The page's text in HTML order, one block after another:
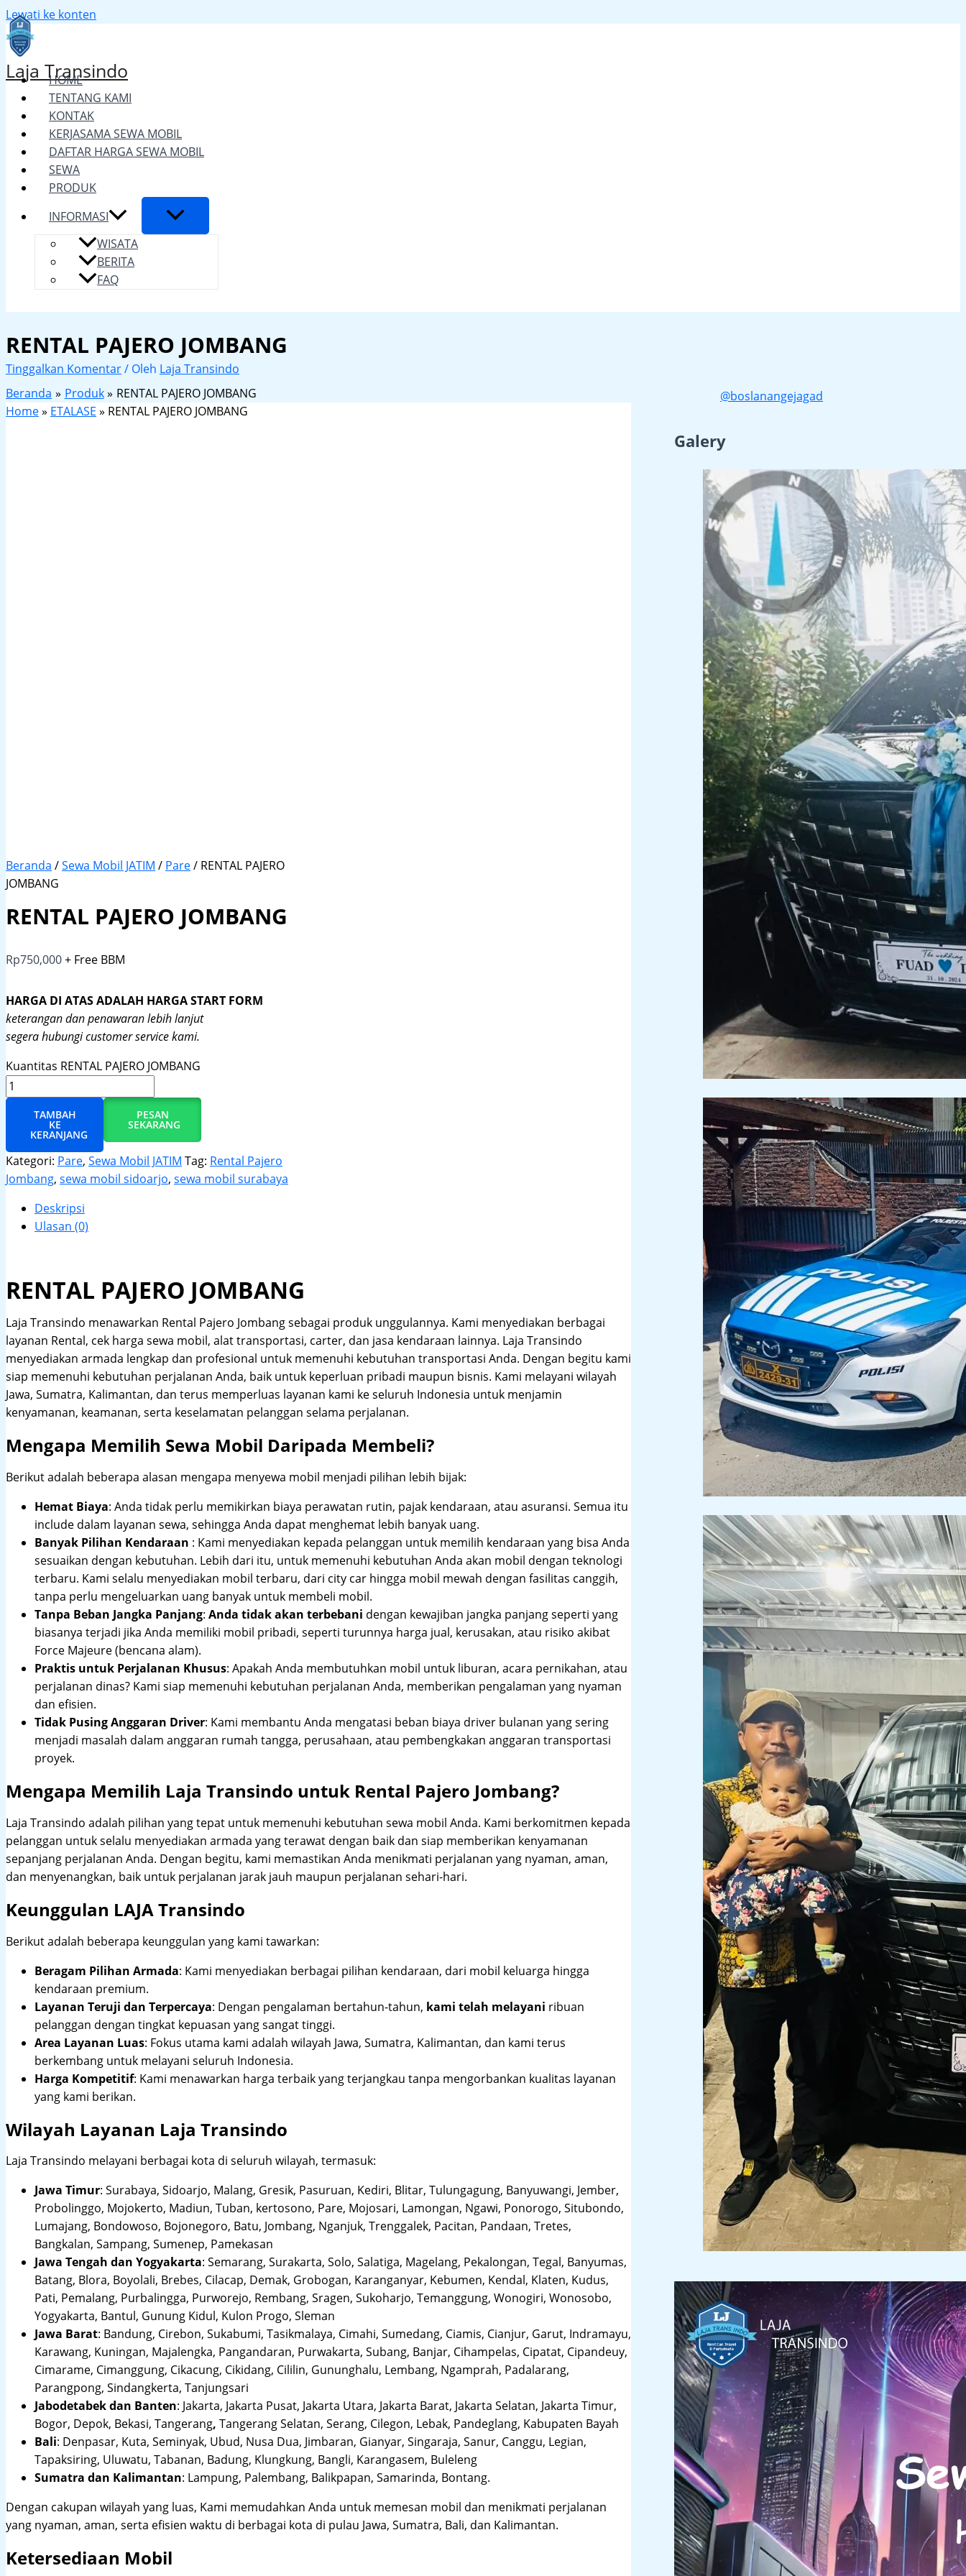
Lewati ke konten
Laja Transindo
HOME
TENTANG KAMI
KONTAK
KERJASAMA SEWA MOBIL
DAFTAR HARGA SEWA MOBIL
SEWA
PRODUK
INFORMASI
WISATA
BERITA
FAQ
RENTAL PAJERO JOMBANG
Tinggalkan Komentar/ Oleh Laja Transindo
Beranda
Produk
RENTAL PAJERO JOMBANG
Home» ETALASE » RENTAL PAJERO JOMBANG
Beranda /Sewa Mobil JATIM / Pare/ RENTAL PAJERO
JOMBANG
RENTAL PAJERO JOMBANG
Rp750,000+ Free BBM
HARGA DI ATAS ADALAH HARGA START FORM
keterangan dan penawaran lebih lanjut
segera hubungi customer service kami.
Kuantitas RENTAL PAJERO JOMBANG
TAMBAH
KE
KERANJANG
PESAN
SEKARANG
Kategori: Pare, Sewa Mobil JATIM Tag: Rental Pajero
Jombang, sewa mobil sidoarjo, sewa mobil surabaya
Deskripsi
Ulasan (0)
RENTAL PAJERO JOMBANG
Laja Transindo menawarkan Rental Pajero Jombang sebagai produk unggulannya. Kami menyediakan berbagai
layanan Rental, cek harga sewa mobil, alat transportasi, carter, dan jasa kendaraan lainnya. Laja Transindo
menyediakan armada lengkap dan profesional untuk memenuhi kebutuhan transportasi Anda. Dengan begitu kami
siap memenuhi kebutuhan perjalanan Anda, baik untuk keperluan pribadi maupun bisnis. Kami melayani wilayah
Jawa, Sumatra, Kalimantan, dan terus memperluas layanan kami ke seluruh Indonesia untuk menjamin
kenyamanan, keamanan, serta keselamatan pelanggan selama perjalanan.
Mengapa Memilih Sewa Mobil Daripada Membeli?
Berikut adalah beberapa alasan mengapa menyewa mobil menjadi pilihan lebih bijak:
Hemat Biaya: Anda tidak perlu memikirkan biaya perawatan rutin, pajak kendaraan, atau asuransi. Semua itu
include dalam layanan sewa, sehingga Anda dapat menghemat lebih banyak uang.
Banyak Pilihan Kendaraan : Kami menyediakan kepada pelanggan untuk memilih kendaraan yang bisa Anda
sesuaikan dengan kebutuhan. Lebih dari itu, untuk memenuhi kebutuhan Anda akan mobil dengan teknologi
terbaru. Kami selalu menyediakan mobil terbaru, dari city car hingga mobil mewah dengan fasilitas canggih,
tanpa perlu mengeluarkan uang banyak untuk membeli mobil.
Tanpa Beban Jangka Panjang: Anda tidak akan terbebani dengan kewajiban jangka panjang seperti yang
biasanya terjadi jika Anda memiliki mobil pribadi, seperti turunnya harga jual, kerusakan, atau risiko akibat
Force Majeure (bencana alam).
Praktis untuk Perjalanan Khusus: Apakah Anda membutuhkan mobil untuk liburan, acara pernikahan, atau
perjalanan dinas? Kami siap memenuhi kebutuhan perjalanan Anda, memberikan pengalaman yang nyaman
dan efisien.
Tidak Pusing Anggaran Driver: Kami membantu Anda mengatasi beban biaya driver bulanan yang sering
menjadi masalah dalam anggaran rumah tangga, perusahaan, atau pembengkakan anggaran transportasi
proyek.
Mengapa Memilih Laja Transindo untuk Rental Pajero Jombang?
Laja Transindo adalah pilihan yang tepat untuk memenuhi kebutuhan sewa mobil Anda. Kami berkomitmen kepada
pelanggan untuk selalu menyediakan armada yang terawat dengan baik dan siap memberikan kenyamanan
sepanjang perjalanan Anda. Dengan begitu, kami memastikan Anda menikmati perjalanan yang nyaman, aman,
dan menyenangkan, baik untuk perjalanan jarak jauh maupun perjalanan sehari-hari.
Keunggulan LAJA Transindo
Berikut adalah beberapa keunggulan yang kami tawarkan:
Beragam Pilihan Armada: Kami menyediakan berbagai pilihan kendaraan, dari mobil keluarga hingga
kendaraan premium.
Layanan Teruji dan Terpercaya: Dengan pengalaman bertahun-tahun, kami telah melayani ribuan
pelanggan dengan tingkat kepuasan yang sangat tinggi.
Area Layanan Luas: Fokus utama kami adalah wilayah Jawa, Sumatra, Kalimantan, dan kami terus
berkembang untuk melayani seluruh Indonesia.
Harga Kompetitif: Kami menawarkan harga terbaik yang terjangkau tanpa mengorbankan kualitas layanan
yang kami berikan.
Wilayah Layanan Laja Transindo
Laja Transindo melayani berbagai kota di seluruh wilayah, termasuk:
Jawa Timur: Surabaya, Sidoarjo, Malang, Gresik, Pasuruan, Kediri, Blitar, Tulungagung, Banyuwangi, Jember,
Probolinggo, Mojokerto, Madiun, Tuban, kertosono, Pare, Mojosari, Lamongan, Ngawi, Ponorogo, Situbondo,
Lumajang, Bondowoso, Bojonegoro, Batu, Jombang, Nganjuk, Trenggalek, Pacitan, Pandaan, Tretes,
Bangkalan, Sampang, Sumenep, Pamekasan
Jawa Tengah dan Yogyakarta: Semarang, Surakarta, Solo, Salatiga, Magelang, Pekalongan, Tegal, Banyumas,
Batang, Blora, Boyolali, Brebes, Cilacap, Demak, Grobogan, Karanganyar, Kebumen, Kendal, Klaten, Kudus,
Pati, Pemalang, Purbalingga, Purworejo, Rembang, Sragen, Sukoharjo, Temanggung, Wonogiri, Wonosobo,
Yogyakarta, Bantul, Gunung Kidul, Kulon Progo, Sleman
Jawa Barat: Bandung, Cirebon, Sukabumi, Tasikmalaya, Cimahi, Sumedang, Ciamis, Cianjur, Garut, Indramayu,
Karawang, Kuningan, Majalengka, Pangandaran, Purwakarta, Subang, Banjar, Cihampelas, Cipatat, Cipandeuy,
Cimarame, Cimanggung, Cikacung, Cikidang, Cililin, Gununghalu, Lembang, Ngamprah, Padalarang,
Parangpong, Sindangkerta, Tanjungsari
Jabodetabek dan Banten: Jakarta, Jakarta Pusat, Jakarta Utara, Jakarta Barat, Jakarta Selatan, Jakarta Timur,
Bogor, Depok, Bekasi, Tangerang, Tangerang Selatan, Serang, Cilegon, Lebak, Pandeglang, Kabupaten Bayah
Bali: Denpasar, Kuta, Seminyak, Ubud, Nusa Dua, Jimbaran, Gianyar, Singaraja, Sanur, Canggu, Legian,
Tapaksiring, Uluwatu, Tabanan, Badung, Klungkung, Bangli, Karangasem, Buleleng
Sumatra dan Kalimantan: Lampung, Palembang, Balikpapan, Samarinda, Bontang.
Dengan cakupan wilayah yang luas, Kami memudahkan Anda untuk memesan mobil dan menikmati perjalanan
yang nyaman, aman, serta efisien waktu di berbagai kota di pulau Jawa, Sumatra, Bali, dan Kalimantan.
Ketersediaan Mobil
@boslanangejagad
Galery